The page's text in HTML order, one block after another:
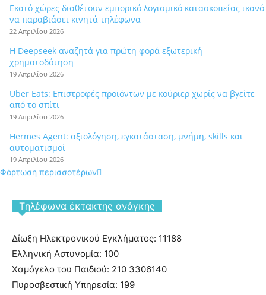
Εκατό χώρες διαθέτουν εμπορικό λογισμικό κατασκοπείας ικανό
να παραβιάσει κινητά τηλέφωνα
22 Απριλίου 2026
Η Deepseek αναζητά για πρώτη φορά εξωτερική
χρηματοδότηση
19 Απριλίου 2026
Uber Eats: Επιστροφές προϊόντων με κούριερ χωρίς να βγείτε
από το σπίτι
19 Απριλίου 2026
Hermes Agent: αξιολόγηση, εγκατάσταση, μνήμη, skills και
αυτοματισμοί
19 Απριλίου 2026
Φόρτωση περισσοτέρων
Tηλέφωνα έκτακτης ανάγκης
Δίωξη Ηλεκτρονικού Εγκλήματος: 11188
Ελληνική Αστυνομία: 100
Χαμόγελο του Παιδιού: 210 3306140
Πυροσβεστική Υπηρεσία: 199